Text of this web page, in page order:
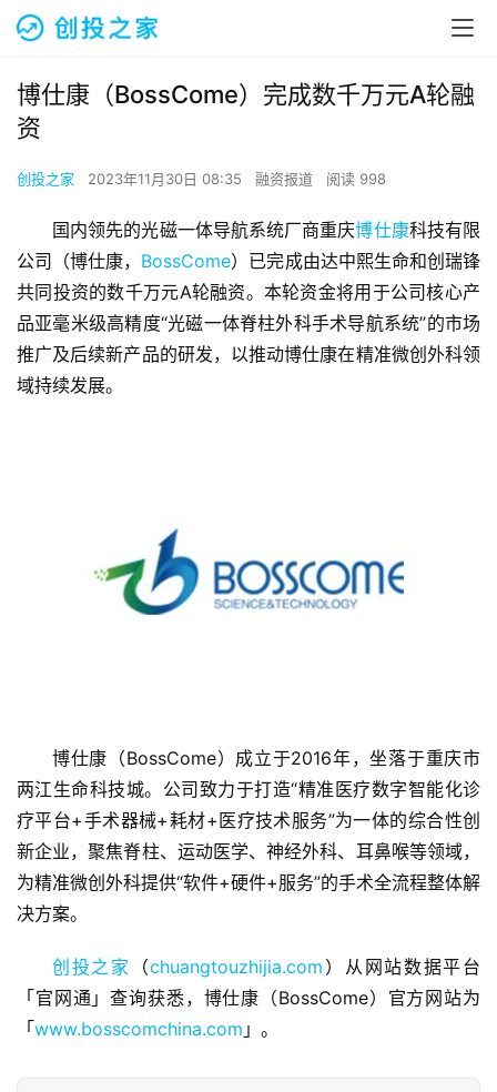
融
资
报
道
观
察
初
博仕康（BossCome）完成数千万元A轮融
资
创投之家 2023年11月30日 08:35 融资报道 阅读 998
国内领先的光磁一体导航系统厂商重庆博仕康科技有限
公司（博仕康， BossCome）已完成由达中熙生命和创瑞锋
共同投资的数千万元A轮融资。本轮资金将用于公司核心产
品亚毫米级高精度“光磁一体脊柱外科手术导航系统”的市场
推广及后续新产品的研发，以推动博仕康在精准微创外科领
域持续发展。
博仕康（BossCome）成立于2016年，坐落于重庆市
两江生命科技城。公司致力于打造“精准医疗数字智能化诊
疗平台+手术器械+耗材+医疗技术服务”为一体的综合性创
新企业，聚焦脊柱、运动医学、神经外科、耳鼻喉等领域，
为精准微创外科提供“软件+硬件+服务”的手术全流程整体解
决方案。
创投之家 （chuangtouzhijia.com ）从网站数据平台
「官网通」查询获悉，博仕康（BossCome）官方网站为
「www.bosscomchina.com 」。